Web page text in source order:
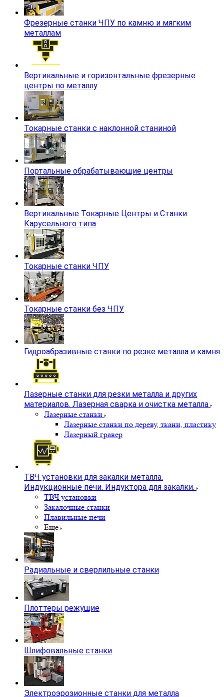
Фрезерные станки ЧПУ по камню и мягким
металлам
Вертикальные и горизонтальные фрезерные
центры по металлу
Токарные станки с наклонной станиной
Портальные обрабатывающие центры
Вертикальные Токарные Центры и Станки
Карусельного типа
Токарные станки ЧПУ
Токарные станки без ЧПУ
Гидроабразивные станки по резке металла и камня
Лазерные станки для резки металла и других
материалов. Лазерная сварка и очистка металла
Лазерные станки
Лазерные станки по дереву, ткани, пластику
Лазерный гравер
ТВЧ установки для закалки металла.
Индукционные печи. Индуктора для закалки.
ТВЧ установки
Закалочные станки
Плавильные печи
Еще
Радиальные и сверлильные станки
Плоттеры режущие
Шлифовальные станки
Электроэрозионные станки для металла